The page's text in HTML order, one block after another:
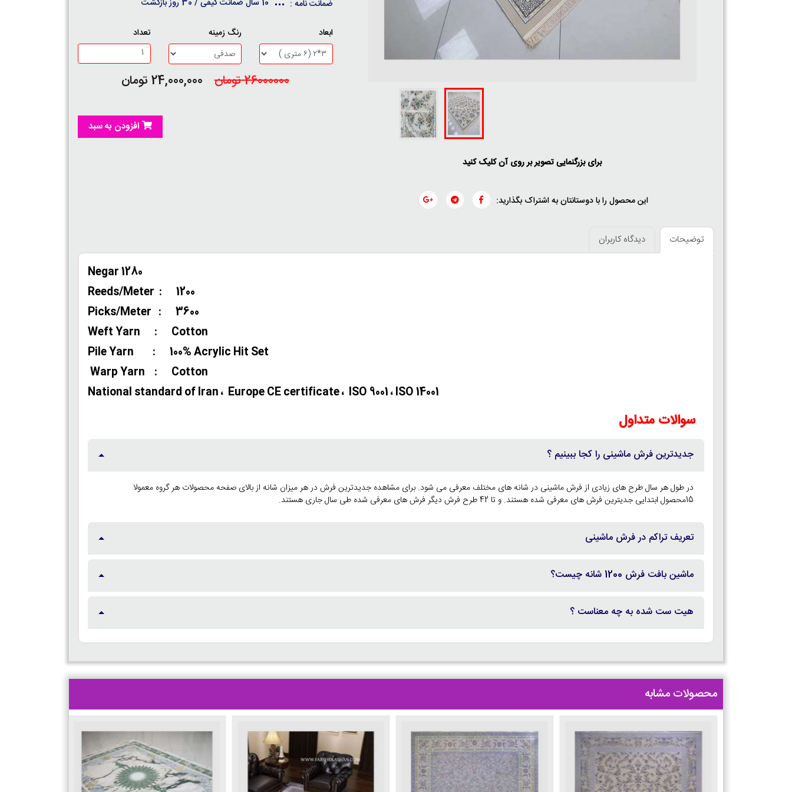
برای بزرگنمایی تصویر بر روی آن کلیک کنید
این محصول را با دوستانتان به اشتراک بگذارید:
ضمانت نامه :
10 سال ضمانت کیفی / 30 روز بازگشت
ابعاد رنگ زمینه تعداد
26000000 تومان 24,000,000 تومان
افزودن به سبد
توضیحات دیدگاه کاربران
Negar 1280
Reeds/Meter : 1200
Picks/Meter : 3600
Weft Yarn : Cotton
Pile Yarn : 100% Acrylic Hit Set
Warp Yarn : Cotton
National standard of Iran ، Europe CE certificate ، ISO 9001 ، ISO 14001
سوالات متداول
جدیدترین فرش ماشینی را کجا ببینیم ؟
در طول هر سال طرح های زیادی از فرش ماشینی در شانه های مختلف معرفی می شود. برای مشاهده جدیدترین فرش در هر میزان شانه از بالای صفحه محصولات هر گروه معمولا
15محصول ابتدایی جدیترین فرش های معرفی شده هستند. و تا 42 طرح فرش دیگر فرش های معرفی شده طی سال جاری هستند.
تعریف تراکم در فرش ماشینی
ماشین بافت فرش 1200 شانه چیست؟
هیت ست شده به چه معناست ؟
محصولات مشابه